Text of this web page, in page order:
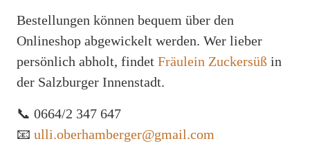
Bestellungen können bequem über den
Onlineshop abgewickelt werden. Wer lieber
persönlich abholt, findet Fräulein Zuckersüß in
der Salzburger Innenstadt.
📞 0664/2 347 647
📧 ulli.oberhamberger@gmail.com